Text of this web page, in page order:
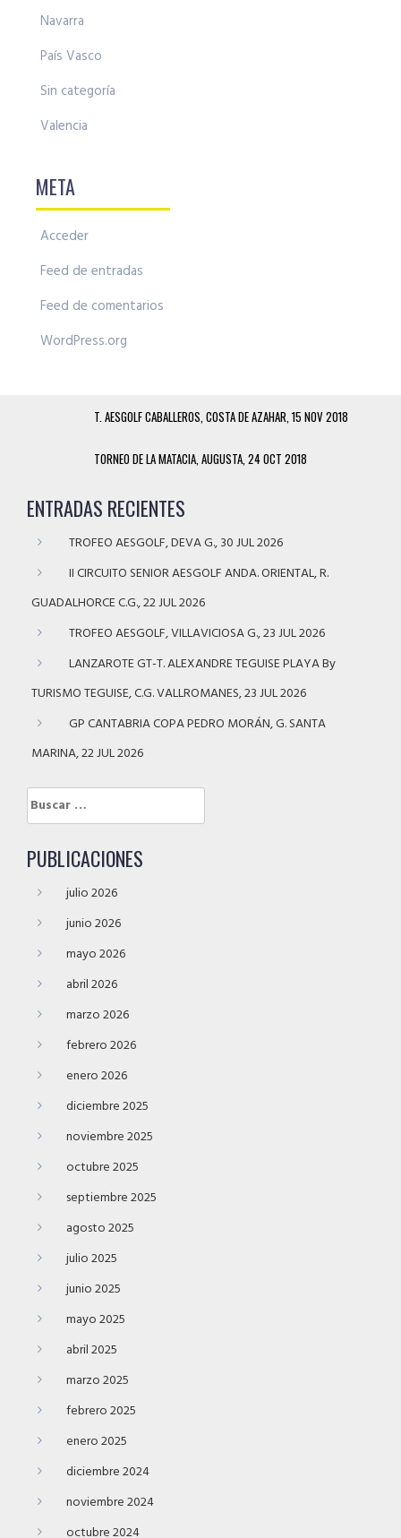
Navarra
País Vasco
Sin categoría
Valencia
META
Acceder
Feed de entradas
Feed de comentarios
WordPress.org
T. AESGOLF CABALLEROS, COSTA DE AZAHAR, 15 NOV 2018
TORNEO DE LA MATACIA, AUGUSTA, 24 OCT 2018
ENTRADAS RECIENTES
TROFEO AESGOLF, DEVA G., 30 JUL 2026
II CIRCUITO SENIOR AESGOLF ANDA. ORIENTAL, R.
GUADALHORCE C.G., 22 JUL 2026
TROFEO AESGOLF, VILLAVICIOSA G., 23 JUL 2026
LANZAROTE GT-T. ALEXANDRE TEGUISE PLAYA By
TURISMO TEGUISE, C.G. VALLROMANES, 23 JUL 2026
GP CANTABRIA COPA PEDRO MORÁN, G. SANTA
MARINA, 22 JUL 2026
Buscar:
PUBLICACIONES
julio 2026
junio 2026
mayo 2026
abril 2026
marzo 2026
febrero 2026
enero 2026
diciembre 2025
noviembre 2025
octubre 2025
septiembre 2025
agosto 2025
julio 2025
junio 2025
mayo 2025
abril 2025
marzo 2025
febrero 2025
enero 2025
diciembre 2024
noviembre 2024
octubre 2024